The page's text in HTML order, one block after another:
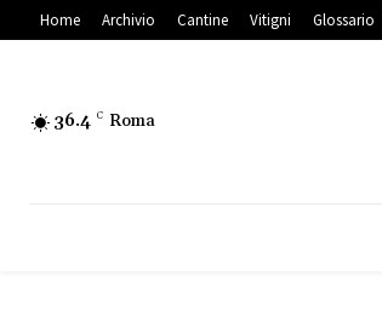
Home Archivio Cantine Vitigni Glossario
36.4 C Roma